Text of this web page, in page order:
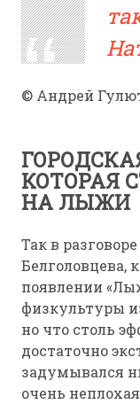
© Андрей
КОТОРАЯ
НА ЛЫЖИ
Так в
Белголовцева,
появлении
физкультуры
но что столь
достаточно
задумывался
очень